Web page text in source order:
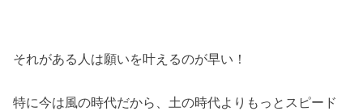
それがある人は願いを叶えるのが早い！
特に今は風の時代だから、土の時代よりもっとスピード